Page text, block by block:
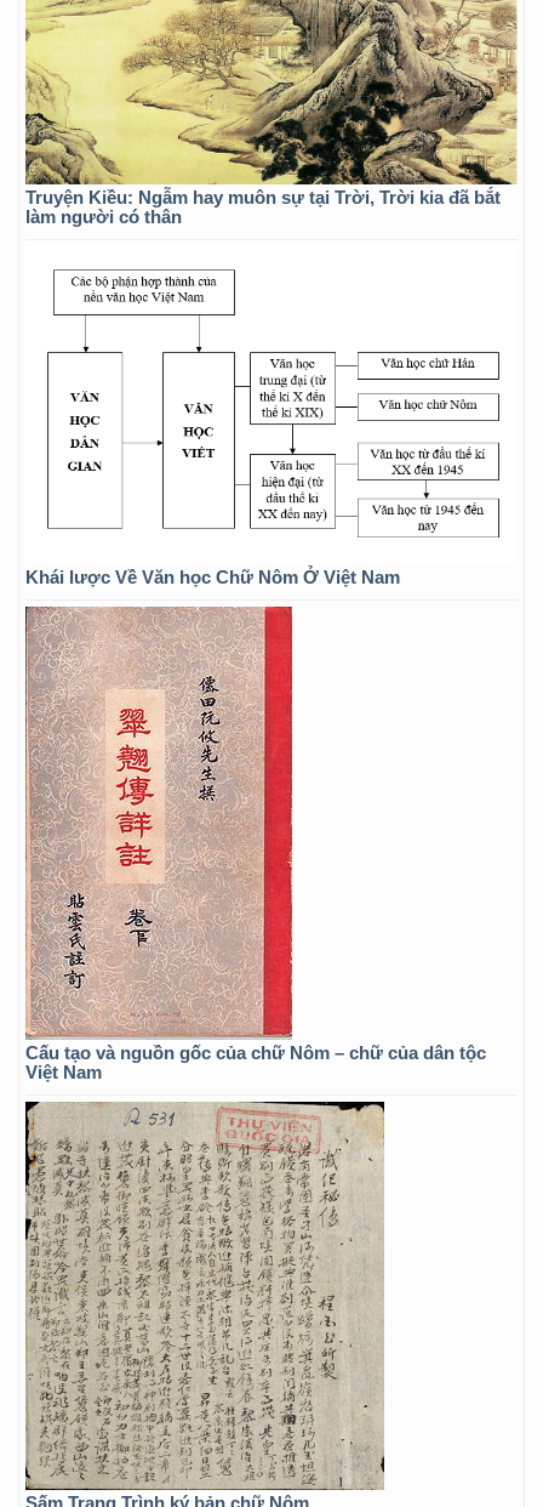
Truyện Kiều: Ngẫm hay muôn sự tại Trời, Trời kia đã bắt
làm người có thân
Khái lược Về Văn học Chữ Nôm Ở Việt Nam
Cấu tạo và nguồn gốc của chữ Nôm – chữ của dân tộc
Việt Nam